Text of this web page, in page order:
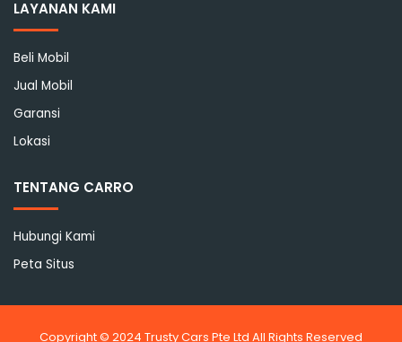
LAYANAN KAMI
Beli Mobil
Jual Mobil
Garansi
Lokasi
TENTANG CARRO
Hubungi Kami
Peta Situs
Copyright © 2024 Trusty Cars Pte Ltd All Rights Reserved